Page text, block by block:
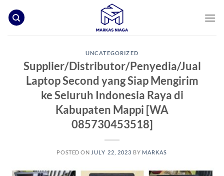
to
UNCATEGORIZED
Supplier/Distributor/Penyedia/Jual
Laptop Second yang Siap Mengirim
ke Seluruh Indonesia Raya di
Kabupaten Mappi [WA
085730453518]
POSTED ON JULY 22, 2023 BY MARKAS